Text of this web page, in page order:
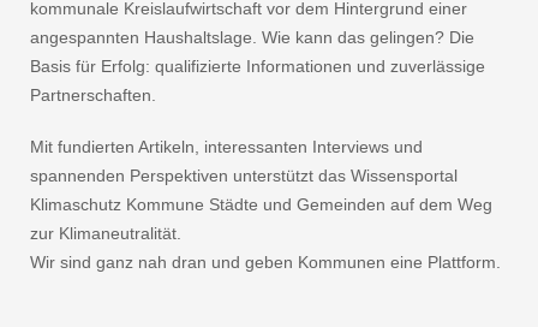
kommunale Kreislaufwirtschaft vor dem Hintergrund einer
angespannten Haushaltslage. Wie kann das gelingen? Die
Basis für Erfolg: qualifizierte Informationen und zuverlässige
Partnerschaften.
Mit fundierten Artikeln, interessanten Interviews und
spannenden Perspektiven unterstützt das Wissensportal
Klimaschutz Kommune Städte und Gemeinden auf dem Weg
zur Klimaneutralität.
Wir sind ganz nah dran und geben Kommunen eine Plattform.